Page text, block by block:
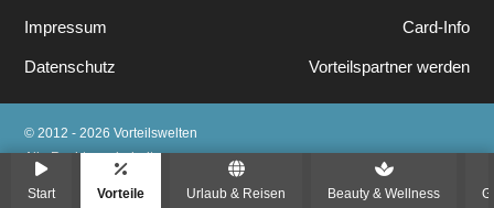
Start Vorteile Urlaub & Reisen Beauty & Wellness
Impressum
Datenschutz
Card-Info
Vorteilspartner werden
© 2012 - 2026 Vorteilswelten
Alle Rechte vorbehalten